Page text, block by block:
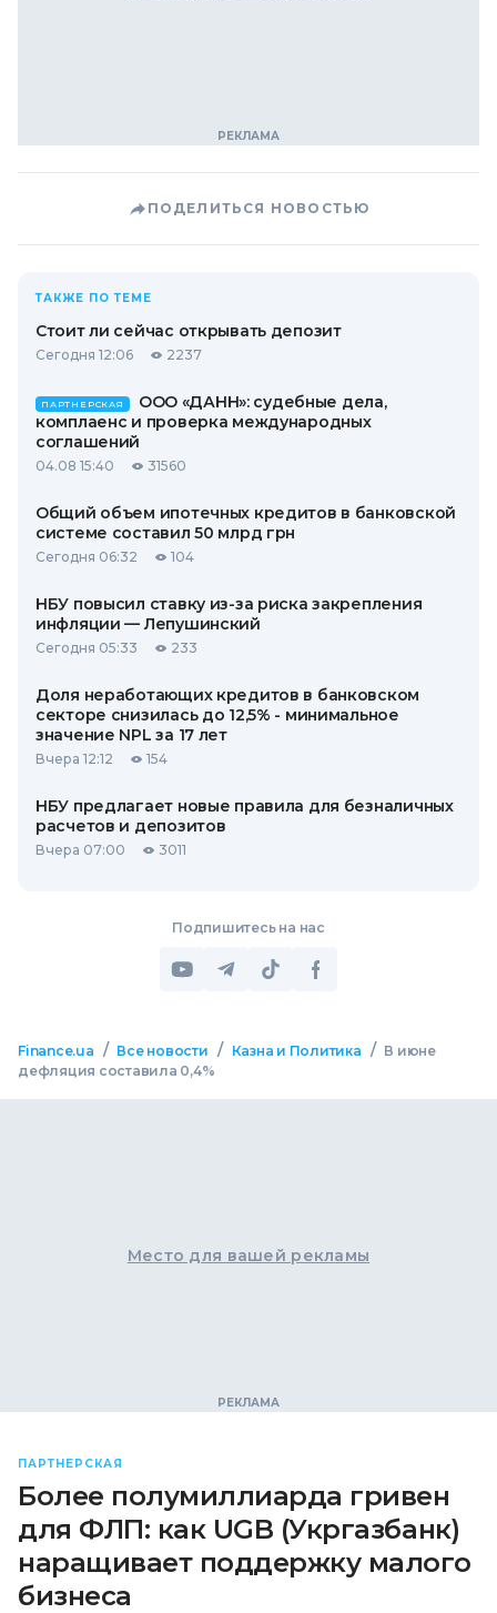
ПОДЕЛИТЬСЯ НОВОСТЬЮ
ТАКЖЕ ПО ТЕМЕ
Стоит ли сейчас открывать депозит
Сегодня 12:06 2237
ПАРТНЕРСКАЯ
ООО «ДАНН»: судебные дела,
комплаенс и проверка международных
соглашений
04.08 15:40 31560
Общий объем ипотечных кредитов в банковской
системе составил 50 млрд грн
Сегодня 06:32 104
НБУ повысил ставку из-за риска закрепления
инфляции — Лепушинский
Сегодня 05:33 233
Доля неработающих кредитов в банковском
секторе снизилась до 12,5% - минимальное
значение NPL за 17 лет
Вчера 12:12 154
НБУ предлагает новые правила для безналичных
расчетов и депозитов
Вчера 07:00 3011
Подпишитесь на нас
Finance.ua / Все новости / Казна и Политика / В июне
дефляция составила 0,4%
Место для вашей рекламы
ПАРТНЕРСКАЯ
Более полумиллиарда гривен
для ФЛП: как UGB (Укргазбанк)
наращивает поддержку малого
бизнеса